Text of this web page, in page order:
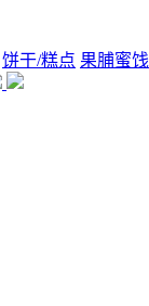
饼干/糕点 果脯蜜饯